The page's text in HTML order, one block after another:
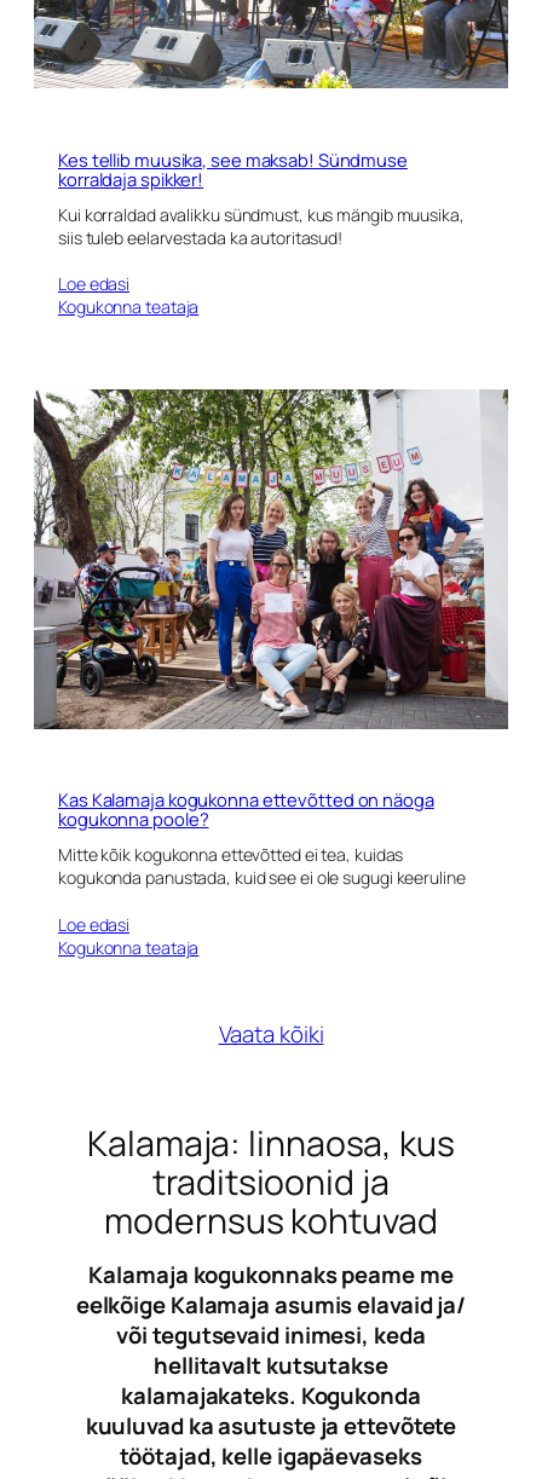
Kes tellib muusika, see maksab! Sündmuse
korraldaja spikker!
Kui korraldad avalikku sündmust, kus mängib muusika,
siis tuleb eelarvestada ka autoritasud!
Loe edasi
Kogukonna teataja
Kas Kalamaja kogukonna ettevõtted on näoga
kogukonna poole?
Mitte kõik kogukonna ettevõtted ei tea, kuidas
kogukonda panustada, kuid see ei ole sugugi keeruline
Loe edasi
Kogukonna teataja
Vaata kõiki
Kalamaja: linnaosa, kus
traditsioonid ja
modernsus kohtuvad
Kalamaja kogukonnaks peame me
eelkõige Kalamaja asumis elavaid ja/
või tegutsevaid inimesi, keda
hellitavalt kutsutakse
kalamajakateks. Kogukonda
kuuluvad ka asutuste ja ettevõtete
töötajad, kelle igapäevaseks